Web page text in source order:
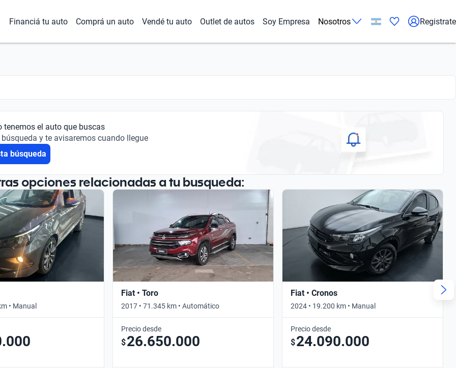
Financiá tu auto Comprá un auto Vendé tu auto Outlet de autos Soy Empresa Nosotros Registrate
tenemos el auto que buscas
y te avisaremos cuando llegue
búsqueda
opciones relacionadas a tu busqueda:
• Manual
Fiat • Toro
2017 • 71.345 km • Automático
Precio desde
$26.650.000
Fiat • Cronos
2024 • 19.200 km • Manual
Precio desde
$24.090.000